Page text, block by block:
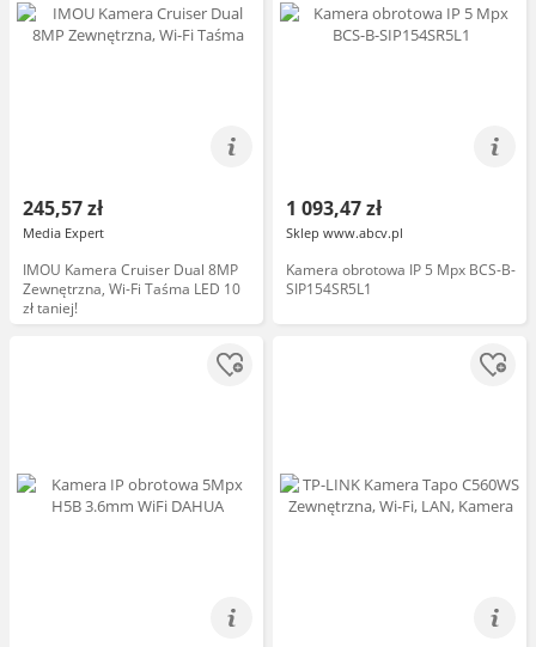
245,57 zł
Media Expert
IMOU Kamera Cruiser Dual 8MP
Zewnętrzna, Wi-Fi Taśma LED 10
zł taniej!
1 093,47 zł
Sklep www.abcv.pl
Kamera obrotowa IP 5 Mpx BCS-B-
SIP154SR5L1